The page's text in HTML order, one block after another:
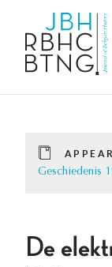
Geschiedenis
De